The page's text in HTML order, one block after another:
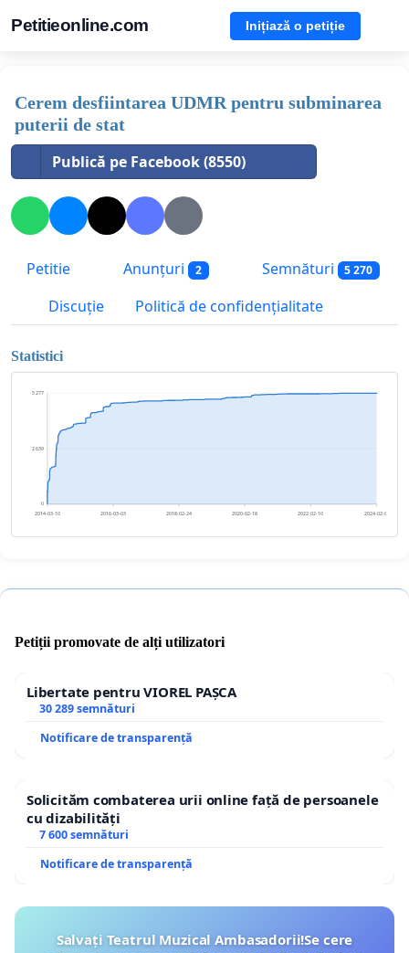
Petitieonline.com Inițiază o petiție
Cerem desfiintarea UDMR pentru subminarea
puterii de stat
Publică pe Facebook (8550)
Petitie Anunțuri 2 Semnături 5 270
Discuție Politică de confidențialitate
Statistici
0
2 639
5 277
2014-03-10 2016-03-03 2018-02-24 2020-02-18 2022-02-10 2024-02-04
Petiții promovate de alți utilizatori
Libertate pentru VIOREL PAȘCA
30 289 semnături
Notificare de transparență
Solicităm combaterea urii online față de persoanele
cu dizabilități
7 600 semnături
Notificare de transparență
Salvați Teatrul Muzical Ambasadorii!Se cere